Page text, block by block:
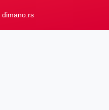
dimano.rs